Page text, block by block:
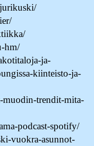
hm/
ja-
kiinteisto-ja-
muodin-trendit-mita-
podcast-spotify/
vuokra-asunnot-